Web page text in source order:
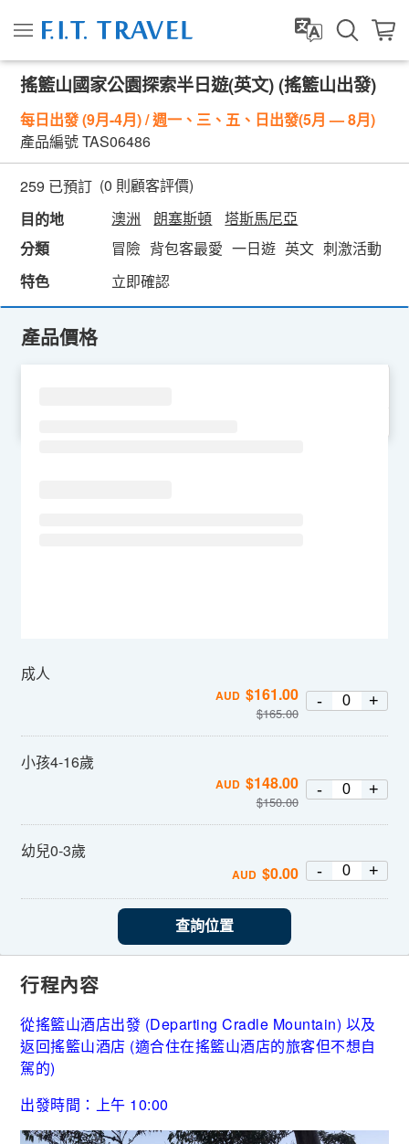
搖籃山國家公園探索半日遊(英文) (搖籃山出發)
每日出發 (9月-4月) / 週一、三、五、日出發(5月 — 8月)
產品編號TAS06486
259 已預訂 (0 則顧客評價)
目的地
澳洲 朗塞斯頓
塔斯馬尼亞
分類
冒險 背包客最愛 一日遊 英文 刺激活動
特色
立即確認
產品價格
成人
AUD $161.00
$165.00
- +
小孩4-16歲
AUD $148.00
$150.00
- +
幼兒0-3歲
AUD $0.00 - +
查詢位置
行程內容
從搖籃山酒店出發 (Departing Cradle Mountain) 以及
返回搖籃山酒店 (適合住在搖籃山酒店的旅客但不想自
駕的)
出發時間：上午 10:00